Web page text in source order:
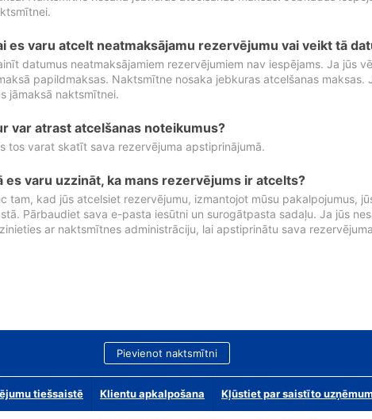
es varu atcelt neatmaksājamu rezervējumu vai veikt tā
datumus neatmaksājamiem rezervējumiem nav iespējams. Ja jūs
papildmaksas. Naktsmītne nosaka jebkuras atcelšanas
jāmaksā naktsmītnei.
var atrast atcelšanas noteikumus?
tos varat skatīt sava rezervējuma apstiprinājumā.
es varu uzzināt, ka mans rezervējums ir atcelts?
tam, kad jūs atcelsiet rezervējumu, izmantojot mūsu pakalpojumus,
Pārbaudiet sava e-pasta iesūtni un surogātpasta sadaļu. Ja jūs
ar naktsmītnes administrāciju, lai apstiprinātu sava
Pievienot naktsmītni
tiešsaistē Klientu apkalpošana Kļūstiet par saistīto